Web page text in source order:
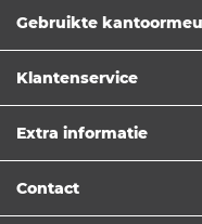
Gebruikte
Klantenservice
Extra informatie
Contact